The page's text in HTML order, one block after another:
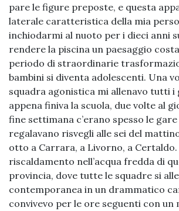
pare le figure preposte, e questa
laterale caratteristica della mia
inchiodarmi al nuoto per i dieci anni
rendere la piscina un paesaggio
periodo di straordinarie
bambini si diventa adolescenti. Una
squadra agonistica mi allenavo tutti i
appena finiva la scuola, due volte al
fine settimana c’erano spesso le
regalavano risvegli alle sei del
otto a Carrara, a Livorno, a Certaldo.
riscaldamento nell’acqua fredda di
provincia, dove tutte le squadre si
contemporanea in un drammatico
convivevo per le ore seguenti con un